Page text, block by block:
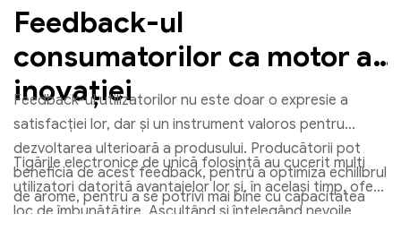
Feedback-ul
consumatorilor ca motor al
inovației
Feedback-ul utilizatorilor nu este doar o expresie a
satisfacției lor, dar și un instrument valoros pentru
dezvoltarea ulterioară a produsului. Producătorii pot
beneficia de acest feedback, pentru a optimiza echilibrul
de arome, pentru a se potrivi mai bine cu capacitatea
Țigările electronice de unică folosință au cucerit mulți
utilizatori datorită avantajelor lor și, în același timp, oferă
loc de îmbunătățire. Ascultând și înțelegând nevoile